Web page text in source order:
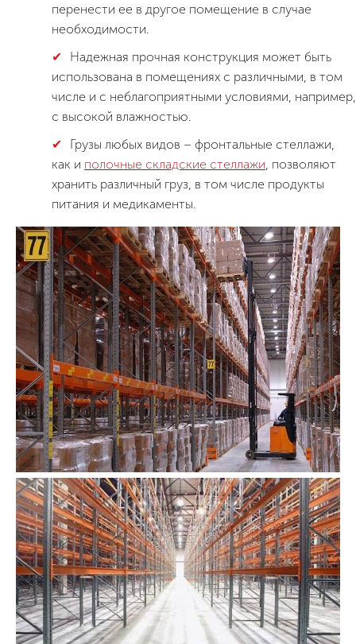
перенести ее в другое помещение в случае
необходимости.
Надежная прочная конструкция может быть
использована в помещениях с различными, в том
числе и с неблагоприятными условиями, например,
с высокой влажностью.
Грузы любых видов – фронтальные стеллажи,
как и полочные складские стеллажи, позволяют
хранить различный груз, в том числе продукты
питания и медикаменты.